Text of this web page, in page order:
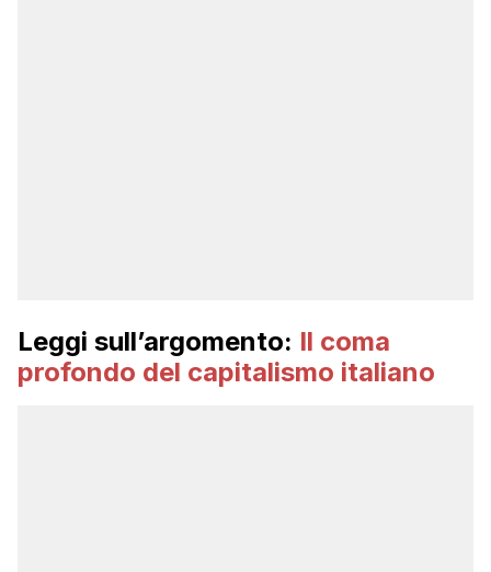
Leggi sull’argomento: Il coma
profondo del capitalismo italiano